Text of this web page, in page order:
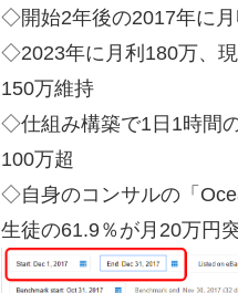
◇開始2年後の2017年に
◇2023年に月利180万、
150万維持
◇仕組み構築で1日1時間
100万超
◇自身のコンサルの「
生徒の61.9％が月20万円